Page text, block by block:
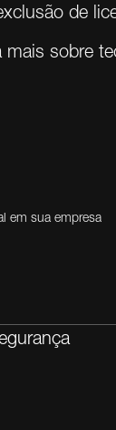
de
sobre
em sua empresa